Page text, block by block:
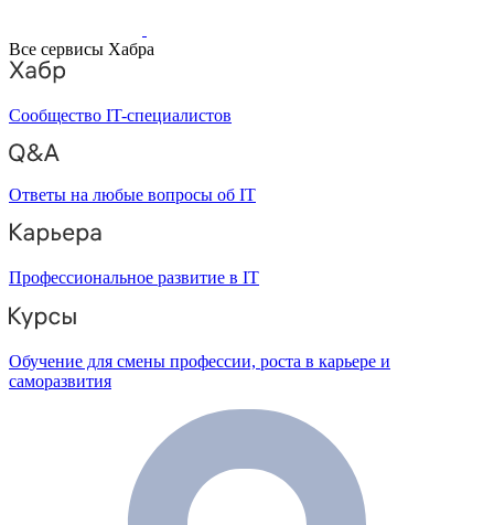
Все сервисы Хабра
Сообщество IT-специалистов
Ответы на любые вопросы об IT
Профессиональное развитие в IT
Обучение для смены профессии, роста в карьере и
саморазвития